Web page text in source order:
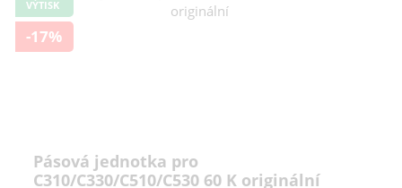
VÝTISK
-17%
Pásová jednotka pro
C310/C330/C510/C530 60 K originální